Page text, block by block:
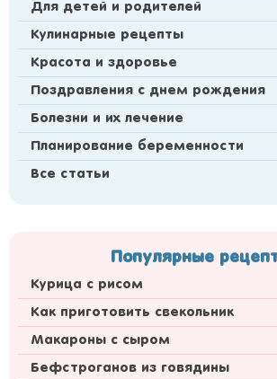
Для детей и родителей
Кулинарные рецепты
Красота и здоровье
Поздравления с днем рождения
Болезни и их лечение
Планирование беременности
Все статьи
Популярные
Курица с рисом
Как приготовить свекольник
Макароны с сыром
Бефстроганов из говядины